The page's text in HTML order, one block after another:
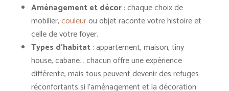
Aménagement et décor: chaque choix de
mobilier,couleurou objet raconte votre histoire et
celle de votre foyer.
Types d’habitat: appartement, maison, tiny
house, cabane… chacun offre une expérience
différente, mais tous peuvent devenir des refuges
réconfortants si l’aménagement et la décoration